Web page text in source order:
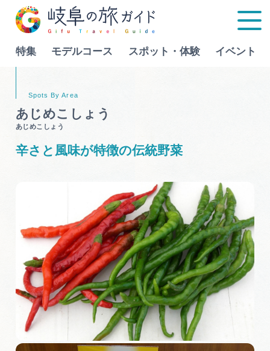
特集 モデルコース スポット・体験 イベント
スポット・体験
イベント
グルメ
旅の予約
Language
行きたいリストを見る
あじめこしょう
あじめこしょう
辛さと風味が特徴の伝統野菜